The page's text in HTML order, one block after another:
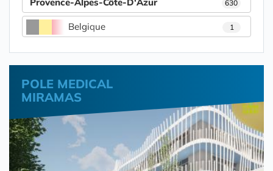
630
Belgique 1
POLE MEDICAL
MIRAMAS